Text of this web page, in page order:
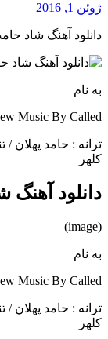
ژوئن 1, 2016
دانلود آهنگ شاد
به نام
Music By Called
ترانه : حامد
کلهر
دانلود
(image)
به نام
Music By Called
ترانه : حامد
کلهر